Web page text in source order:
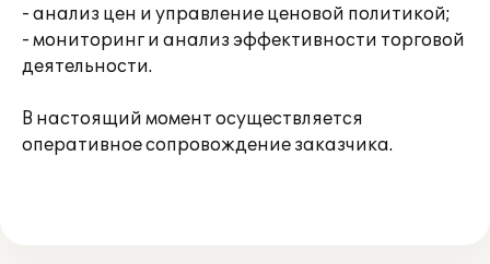
- анализ цен и управление ценовой политикой;
- мониторинг и анализ эффективности торговой
деятельности.
В настоящий момент осуществляется
оперативное сопровождение заказчика.